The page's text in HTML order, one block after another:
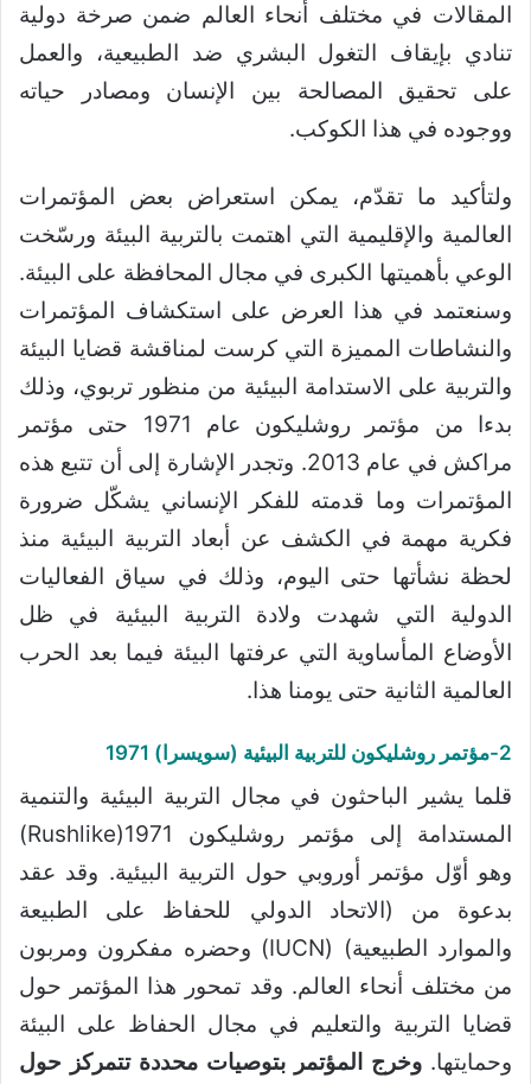
المقالات في مختلف أنحاء العالم ضمن صرخة دولية
تنادي بإيقاف التغول البشري ضد الطبيعية، والعمل
على تحقيق المصالحة بين الإنسان ومصادر حياته
ووجوده في هذا الكوكب.
ولتأكيد ما تقدّم، يمكن استعراض بعض المؤتمرات
العالمية والإقليمية التي اهتمت بالتربية البيئة ورسّخت
الوعي بأهميتها الكبرى في مجال المحافظة على البيئة.
وسنعتمد في هذا العرض على استكشاف المؤتمرات
والنشاطات المميزة التي كرست لمناقشة قضايا البيئة
والتربية على الاستدامة البيئية من منظور تربوي، وذلك
بدءا من مؤتمر روشليكون عام 1971 حتى مؤتمر
مراكش في عام 2013. وتجدر الإشارة إلى أن تتبع هذه
المؤتمرات وما قدمته للفكر الإنساني يشكّل ضرورة
فكرية مهمة في الكشف عن أبعاد التربية البيئية منذ
لحظة نشأتها حتى اليوم، وذلك في سياق الفعاليات
الدولية التي شهدت ولادة التربية البيئية في ظل
الأوضاع المأساوية التي عرفتها البيئة فيما بعد الحرب
العالمية الثانية حتى يومنا هذا.
2-مؤتمر روشليكون للتربية البيئية (سويسرا) 1971
قلما يشير الباحثون في مجال التربية البيئية والتنمية
المستدامة إلى مؤتمر روشليكون 1971(Rushlike)
وهو أوّل مؤتمر أوروبي حول التربية البيئية. وقد عقد
بدعوة من (الاتحاد الدولي للحفاظ على الطبيعة
والموارد الطبيعية) (IUCN) وحضره مفكرون ومربون
من مختلف أنحاء العالم. وقد تمحور هذا المؤتمر حول
قضايا التربية والتعليم في مجال الحفاظ على البيئة
وحمايتها. وخرج المؤتمر بتوصيات محددة تتمركز حول